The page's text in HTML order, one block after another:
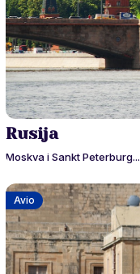
Rusija
Moskva i Sankt Peterburg...
Avio